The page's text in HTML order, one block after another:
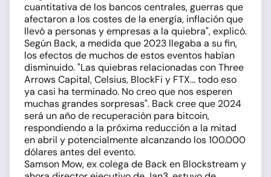
cuantitativa de los bancos centrales, guerras que
afectaron a los costes de la energía, inflación que
llevó a personas y empresas a la quiebra", explicó.
Según Back, a medida que 2023 llegaba a su fin,
los efectos de muchos de estos eventos habían
disminuido. "Las quiebras relacionadas con Three
Arrows Capital, Celsius, BlockFi y FTX... todo eso
ya casi ha terminado. No creo que nos esperen
muchas grandes sorpresas". Back cree que 2024
será un año de recuperación para bitcoin,
respondiendo a la próxima reducción a la mitad
en abril y potencialmente alcanzando los 100.000
dólares antes del evento.
Samson Mow, ex colega de Back en Blockstream y